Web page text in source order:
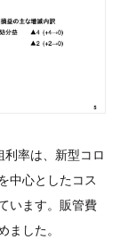
率は、新型コロ
中心としたコス
います。販管費
ました。